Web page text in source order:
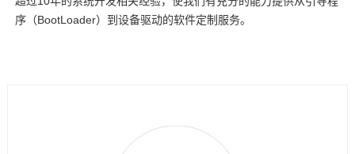
天猫商城
序（BootLoader）到设备驱动的软件定制服务。